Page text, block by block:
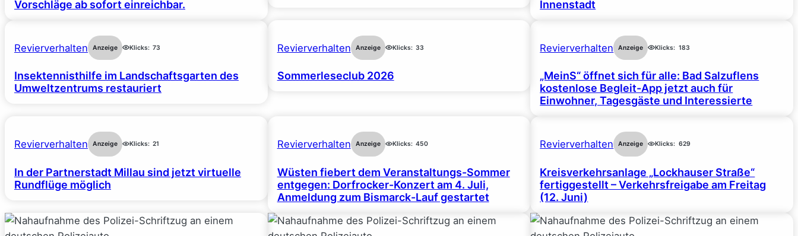
Vorschläge ab sofort einreichbar.
Innenstadt
Revierverhalten Anzeige Klicks: 73
Insektennisthilfe im Landschaftsgarten des
Umweltzentrums restauriert
Revierverhalten Anzeige Klicks: 33
Sommerleseclub 2026
Revierverhalten Anzeige Klicks: 183
„MeinS“ öffnet sich für alle: Bad Salzuflens
kostenlose Begleit-App jetzt auch für
Einwohner, Tagesgäste und Interessierte
Revierverhalten Anzeige Klicks: 21
In der Partnerstadt Millau sind jetzt virtuelle
Rundflüge möglich
Revierverhalten Anzeige Klicks: 450
Wüsten fiebert dem Veranstaltungs-Sommer
entgegen: Dorfrocker-Konzert am 4. Juli,
Anmeldung zum Bismarck-Lauf gestartet
Revierverhalten Anzeige Klicks: 629
Kreisverkehrsanlage „Lockhauser Straße“
fertiggestellt – Verkehrsfreigabe am Freitag
(12. Juni)